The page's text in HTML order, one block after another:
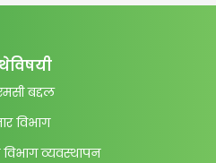
बद्दल
विभाग
विभाग व्यवस्थापन